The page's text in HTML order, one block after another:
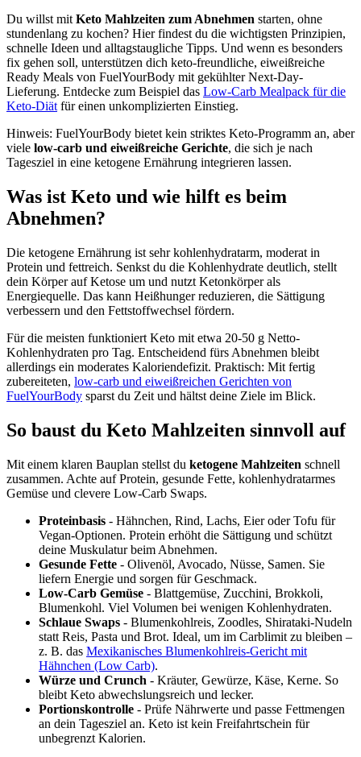
Du willst mit Keto Mahlzeiten zum Abnehmen starten, ohne
stundenlang zu kochen? Hier findest du die wichtigsten Prinzipien,
schnelle Ideen und alltagstaugliche Tipps. Und wenn es besonders
fix gehen soll, unterstützen dich keto-freundliche, eiweißreiche
Ready Meals von FuelYourBody mit gekühlter Next-Day-
Lieferung. Entdecke zum Beispiel das Low-Carb Mealpack für die
Keto-Diät für einen unkomplizierten Einstieg.
Hinweis: FuelYourBody bietet kein striktes Keto-Programm an, aber
viele low-carb und eiweißreiche Gerichte, die sich je nach
Tagesziel in eine ketogene Ernährung integrieren lassen.
Was ist Keto und wie hilft es beim
Abnehmen?
Die ketogene Ernährung ist sehr kohlenhydratarm, moderat in
Protein und fettreich. Senkst du die Kohlenhydrate deutlich, stellt
dein Körper auf Ketose um und nutzt Ketonkörper als
Energiequelle. Das kann Heißhunger reduzieren, die Sättigung
verbessern und den Fettstoffwechsel fördern.
Für die meisten funktioniert Keto mit etwa 20-50 g Netto-
Kohlenhydraten pro Tag. Entscheidend fürs Abnehmen bleibt
allerdings ein moderates Kaloriendefizit. Praktisch: Mit fertig
zubereiteten, low-carb und eiweißreichen Gerichten von
FuelYourBody sparst du Zeit und hältst deine Ziele im Blick.
So baust du Keto Mahlzeiten sinnvoll auf
Mit einem klaren Bauplan stellst du ketogene Mahlzeiten schnell
zusammen. Achte auf Protein, gesunde Fette, kohlenhydratarmes
Gemüse und clevere Low-Carb Swaps.
Proteinbasis - Hähnchen, Rind, Lachs, Eier oder Tofu für
Vegan-Optionen. Protein erhöht die Sättigung und schützt
deine Muskulatur beim Abnehmen.
Gesunde Fette - Olivenöl, Avocado, Nüsse, Samen. Sie
liefern Energie und sorgen für Geschmack.
Low-Carb Gemüse - Blattgemüse, Zucchini, Brokkoli,
Blumenkohl. Viel Volumen bei wenigen Kohlenhydraten.
Schlaue Swaps - Blumenkohlreis, Zoodles, Shirataki-Nudeln
statt Reis, Pasta und Brot. Ideal, um im Carblimit zu bleiben –
z. B. das Mexikanisches Blumenkohlreis-Gericht mit
Hähnchen (Low Carb).
Würze und Crunch - Kräuter, Gewürze, Käse, Kerne. So
bleibt Keto abwechslungsreich und lecker.
Portionskontrolle - Prüfe Nährwerte und passe Fettmengen
an dein Tagesziel an. Keto ist kein Freifahrtschein für
unbegrenzt Kalorien.